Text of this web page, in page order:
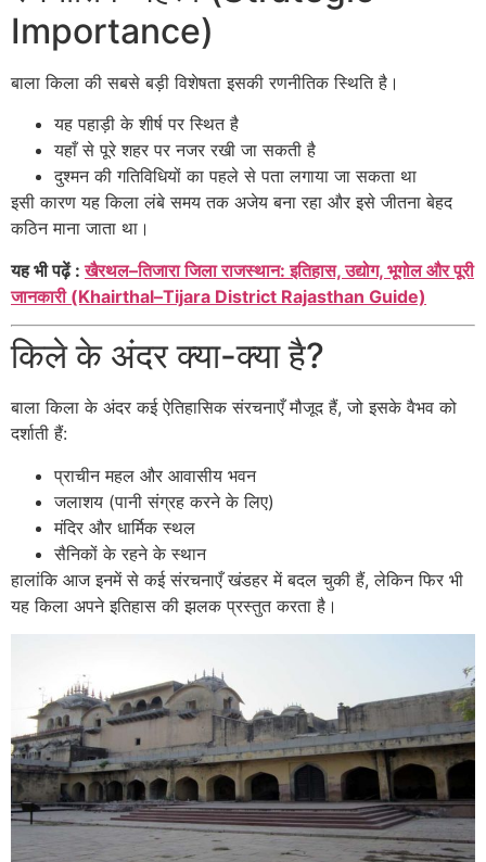
Importance)
बाला किला की सबसे बड़ी विशेषता इसकी रणनीतिक स्थिति है।
यह पहाड़ी के शीर्ष पर स्थित है
यहाँ से पूरे शहर पर नजर रखी जा सकती है
दुश्मन की गतिविधियों का पहले से पता लगाया जा सकता था
इसी कारण यह किला लंबे समय तक अजेय बना रहा और इसे जीतना बेहद
कठिन माना जाता था।
यह भी पढ़ें :खैरथल–तिजारा जिला राजस्थान: इतिहास, उद्योग, भूगोल और पूरी
जानकारी (Khairthal–Tijara District Rajasthan Guide)
किले के अंदर क्या-क्या है?
बाला किला के अंदर कई ऐतिहासिक संरचनाएँ मौजूद हैं, जो इसके वैभव को
दर्शाती हैं:
प्राचीन महल और आवासीय भवन
जलाशय (पानी संग्रह करने के लिए)
मंदिर और धार्मिक स्थल
सैनिकों के रहने के स्थान
हालांकि आज इनमें से कई संरचनाएँ खंडहर में बदल चुकी हैं, लेकिन फिर भी
यह किला अपने इतिहास की झलक प्रस्तुत करता है।